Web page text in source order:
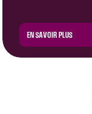
EN SAVOIR PLUS